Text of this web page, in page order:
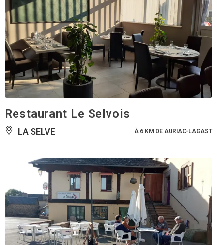
Restaurant Le Selvois
LA SELVE À 6 KM DE AURIAC-LAGAST